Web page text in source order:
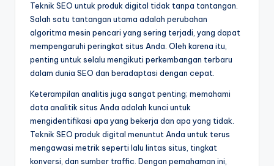
Teknik SEO untuk produk digital tidak tanpa tantangan.
Salah satu tantangan utama adalah perubahan
algoritma mesin pencari yang sering terjadi, yang dapat
mempengaruhi peringkat situs Anda. Oleh karena itu,
penting untuk selalu mengikuti perkembangan terbaru
dalam dunia SEO dan beradaptasi dengan cepat.
Keterampilan analitis juga sangat penting; memahami
data analitik situs Anda adalah kunci untuk
mengidentifikasi apa yang bekerja dan apa yang tidak.
Teknik SEO produk digital menuntut Anda untuk terus
mengawasi metrik seperti lalu lintas situs, tingkat
konversi, dan sumber traffic. Dengan pemahaman ini,